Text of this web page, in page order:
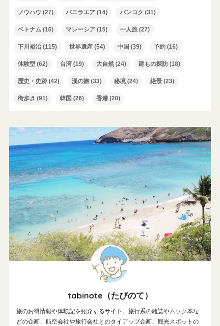
ノウハウ (27) バニラエア(14) バンコク (31)
ベトナム(16) マレーシア(15) 一人旅(27)
下川裕治(115) 世界遺産(54) 中国 (39) 予約(16)
体験型(62) 台湾(19) 大自然(24) 建もの探訪(18)
歴史・史跡(42) 漢の旅(33) 秘境(24) 絶景(23)
街歩き (91) 韓国 (26) 香港(20)
tabinote（たびのて）
旅のお得情報や体験記を紹介するサイト。旅行系の雑誌やムック本な
どの企画、航空会社や旅行会社とのタイアップ企画、観光スポットの